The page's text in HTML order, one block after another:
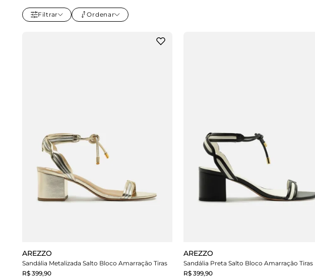
Filtrar Ordenar
AREZZO
Sandália Metalizada Salto Bloco Amarração Tiras
R$ 399,90
AREZZO
Sandália Preta Salto Bloco Amarração Tiras
R$ 399,90